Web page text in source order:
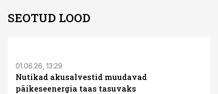
SEOTUD LOOD
01.06.26, 13:29
Nutikad akusalvestid muudavad
päikeseenergia taas tasuvaks